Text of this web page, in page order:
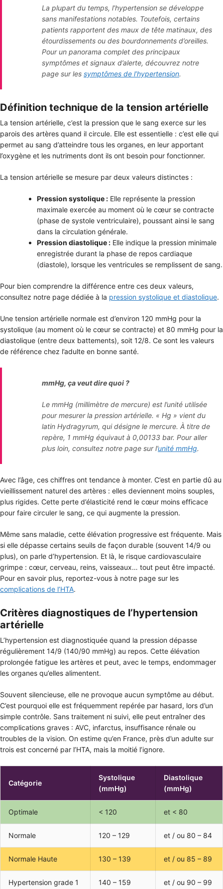
La plupart du temps, l’hypertension se développe
sans manifestations notables. Toutefois, certains
patients rapportent des maux de tête matinaux, des
étourdissements ou des bourdonnements d’oreilles.
Pour un panorama complet des principaux
symptômes et signaux d’alerte, découvrez notre
page sur les symptômes de l’hypertension.
Définition technique de la tension artérielle
La tension artérielle, c’est la pression que le sang exerce sur les
parois des artères quand il circule. Elle est essentielle : c’est elle qui
permet au sang d’atteindre tous les organes, en leur apportant
l’oxygène et les nutriments dont ils ont besoin pour fonctionner.
La tension artérielle se mesure par deux valeurs distinctes :
Pression systolique : Elle représente la pression
maximale exercée au moment où le cœur se contracte
(phase de systole ventriculaire), poussant ainsi le sang
dans la circulation générale.
Pression diastolique : Elle indique la pression minimale
enregistrée durant la phase de repos cardiaque
(diastole), lorsque les ventricules se remplissent de sang.
Pour bien comprendre la différence entre ces deux valeurs,
consultez notre page dédiée à la pression systolique et diastolique.
Une tension artérielle normale est d’environ 120 mmHg pour la
systolique (au moment où le cœur se contracte) et 80 mmHg pour la
diastolique (entre deux battements), soit 12/8. Ce sont les valeurs
de référence chez l’adulte en bonne santé.
mmHg, ça veut dire quoi ?
Le mmHg (millimètre de mercure) est l’unité utilisée
pour mesurer la pression artérielle. « Hg » vient du
latin Hydragyrum, qui désigne le mercure. À titre de
repère, 1 mmHg équivaut à 0,00133 bar. Pour aller
plus loin, consultez notre page sur l’unité mmHg.
Avec l’âge, ces chiffres ont tendance à monter. C’est en partie dû au
vieillissement naturel des artères : elles deviennent moins souples,
plus rigides. Cette perte d’élasticité rend le cœur moins efficace
pour faire circuler le sang, ce qui augmente la pression.
Même sans maladie, cette élévation progressive est fréquente. Mais
si elle dépasse certains seuils de façon durable (souvent 14/9 ou
plus), on parle d’hypertension. Et là, le risque cardiovasculaire
grimpe : cœur, cerveau, reins, vaisseaux… tout peut être impacté.
Pour en savoir plus, reportez-vous à notre page sur les
complications de l’HTA.
Critères diagnostiques de l’hypertension
artérielle
L’hypertension est diagnostiquée quand la pression dépasse
régulièrement 14/9 (140/90 mmHg) au repos. Cette élévation
prolongée fatigue les artères et peut, avec le temps, endommager
les organes qu’elles alimentent.
Souvent silencieuse, elle ne provoque aucun symptôme au début.
C’est pourquoi elle est fréquemment repérée par hasard, lors d’un
simple contrôle. Sans traitement ni suivi, elle peut entraîner des
complications graves : AVC, infarctus, insuffisance rénale ou
troubles de la vision. On estime qu’en France, près d’un adulte sur
trois est concerné par l’HTA, mais la moitié l’ignore.
Catégorie
Systolique
(mmHg)
Diastolique
(mmHg)
Optimale < 120 et < 80
Normale 120 – 129 et / ou 80 – 84
Normale Haute 130 – 139 et / ou 85 – 89
Hypertension grade 1 140 – 159 et / ou 90 – 99